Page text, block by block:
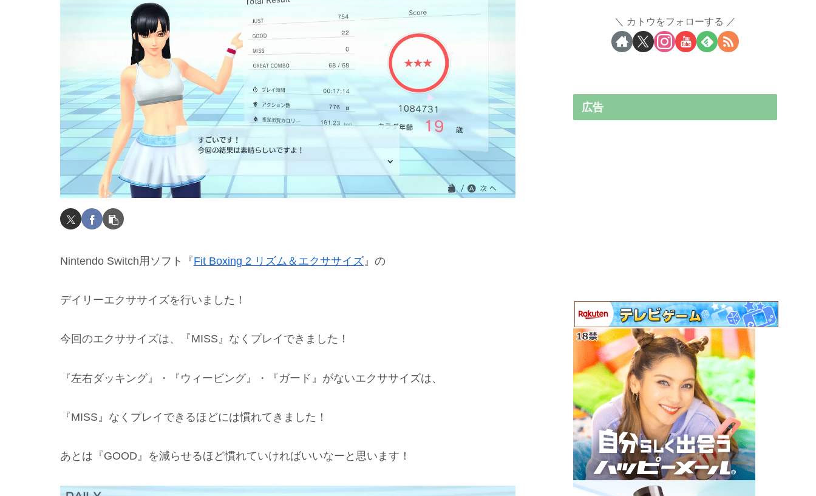
Nintendo Switch用ソフト『Fit Boxing 2 リズム＆エクササイズ 』の
デイリーエクササイズを行いました！
今回のエクササイズは、『MISS』なくプレイできました！
『左右ダッキング』・『ウィービング』・『ガード』がないエクササイズは、
『MISS』なくプレイできるほどには慣れてきました！
あとは『GOOD』を減らせるほど慣れていければいいなーと思います！
カトウをフォローする
広告